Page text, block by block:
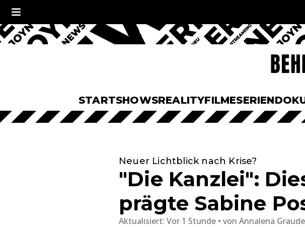
STARTSHOWSREALITYFILMESERIEN
Neuer Lichtblick nach Krise?
"Die Kanzlei":
prägte Sabine
Aktualisiert: Vor 1 Stunde von Annalena